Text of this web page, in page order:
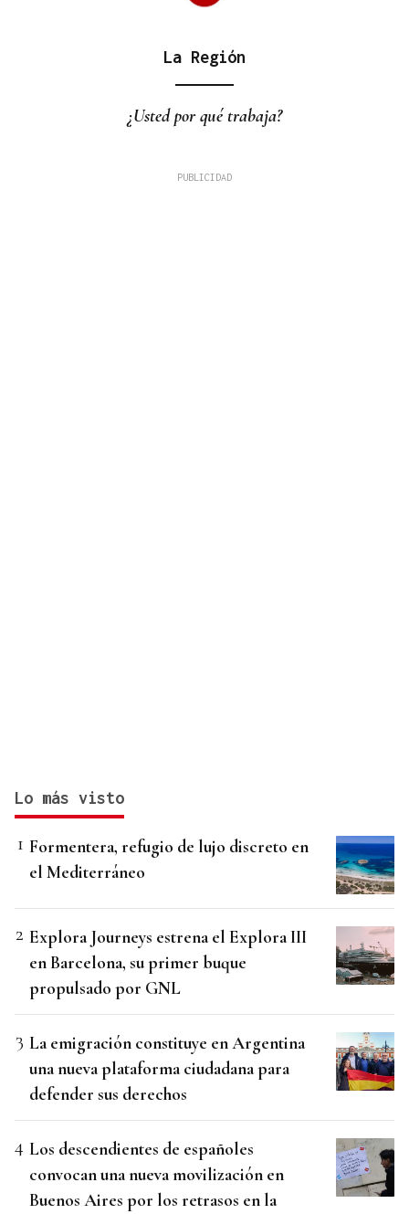
La Región
¿Usted por qué trabaja?
Lo más visto
Formentera, refugio de lujo discreto en
el Mediterráneo
Explora Journeys estrena el Explora III
en Barcelona, su primer buque
propulsado por GNL
La emigración constituye en Argentina
una nueva plataforma ciudadana para
defender sus derechos
Los descendientes de españoles
convocan una nueva movilización en
Buenos Aires por los retrasos en la